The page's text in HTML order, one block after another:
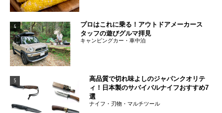
4
プロはこれに乗る！アウトドアメーカース
タッフの遊びグルマ拝見
キャンピングカー・車中泊
5
高品質で切れ味よしのジャパンクオリテ
ィ！日本製のサバイバルナイフおすすめ7
選
ナイフ・刃物・マルチツール